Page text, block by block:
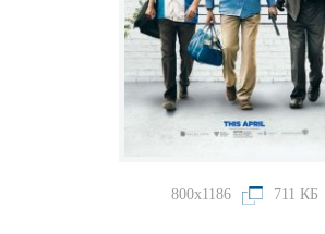
800x1186 711 КБ